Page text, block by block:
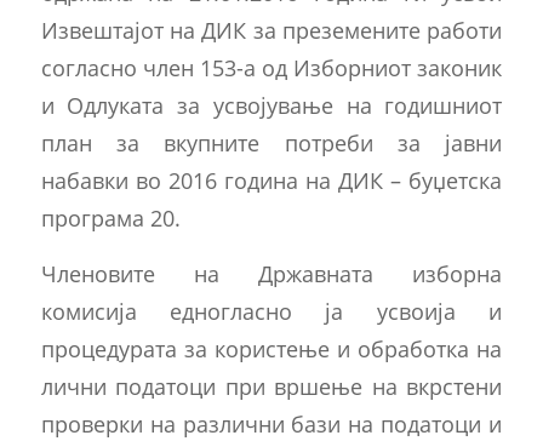
Извештајот на ДИК за преземените работи
согласно член 153-а од Изборниот законик
и Одлуката за усвојување на годишниот
план за вкупните потреби за јавни
набавки во 2016 година на ДИК – буџетска
програма 20.
Членовите на Државната изборна
комисија едногласно ја усвоија и
процедурата за користење и обработка на
лични податоци при вршење на вкрстени
проверки на различни бази на податоци и